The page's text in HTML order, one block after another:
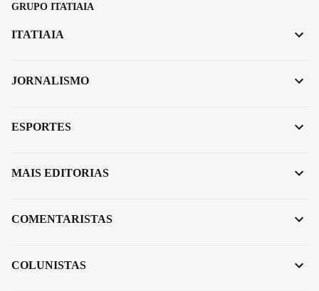
GRUPO ITATIAIA
ITATIAIA
JORNALISMO
ESPORTES
MAIS EDITORIAS
COMENTARISTAS
COLUNISTAS